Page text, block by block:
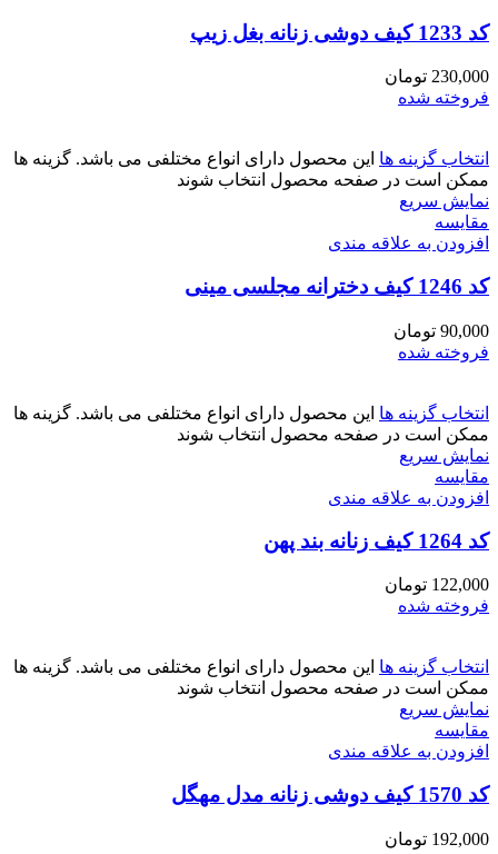
کد 1233 کیف دوشی زنانه بغل زیپ
230,000 تومان
فروخته شده
انتخاب گزینه ها این محصول دارای انواع مختلفی می باشد. گزینه ها
ممکن است در صفحه محصول انتخاب شوند
نمایش سریع
مقايسه
افزودن به علاقه مندی
کد 1246 کیف دخترانه مجلسی مینی
90,000 تومان
فروخته شده
انتخاب گزینه ها این محصول دارای انواع مختلفی می باشد. گزینه ها
ممکن است در صفحه محصول انتخاب شوند
نمایش سریع
مقايسه
افزودن به علاقه مندی
کد 1264 کیف زنانه بند پهن
122,000 تومان
فروخته شده
انتخاب گزینه ها این محصول دارای انواع مختلفی می باشد. گزینه ها
ممکن است در صفحه محصول انتخاب شوند
نمایش سریع
مقايسه
افزودن به علاقه مندی
کد 1570 کیف دوشی زنانه مدل مهگل
192,000 تومان